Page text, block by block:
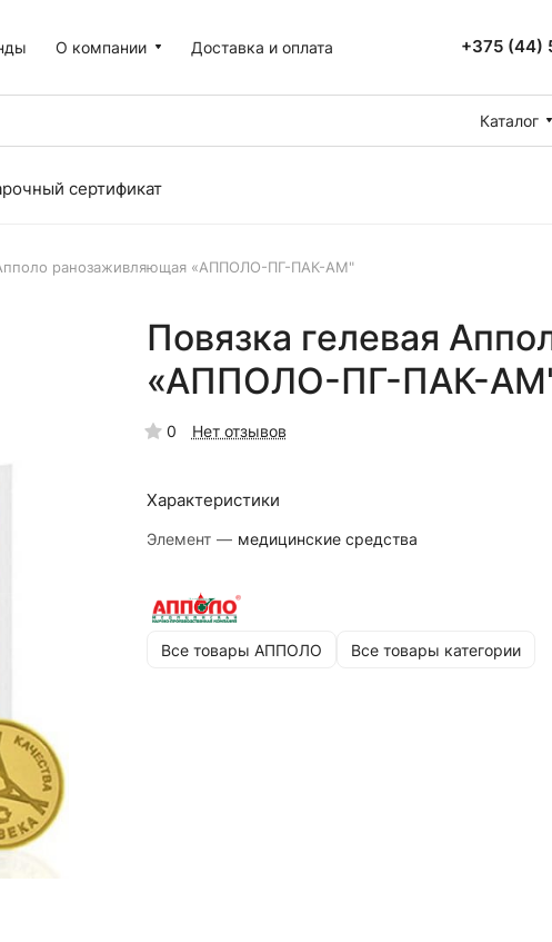
О компании Доставка и оплата +375 (44)
Каталог
сертификат
Апполо ранозаживляющая «АППОЛО-ПГ-ПАК-АМ"
Повязка гелевая
«АППОЛО-ПГ-ПАК-
0 Нет отзывов
Характеристики
Элемент — медицинские средства
Все товары АППОЛО Все товары категории